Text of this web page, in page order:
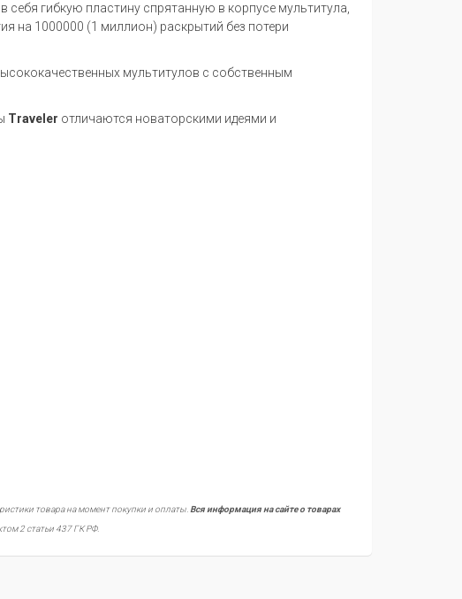
гибкую пластину спрятанную в корпусе мультитула,
на 1000000 (1 миллион) раскрытий без потери
мультитулов с собственным
Traveler отличаются новаторскими идеями и
товара на момент покупки и оплаты. Вся информация на сайте о товарах
2 статьи 437 ГК РФ.